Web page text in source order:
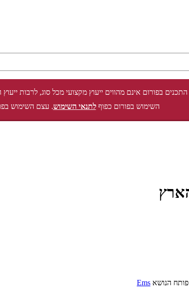
התכנים בפורום אינם מהווים ייעוץ מקצועי מכל סוג, לרבות
השימוש בפורום כפוףלתנאי השימוש. עצם השימוש
פותח הנושא Ems